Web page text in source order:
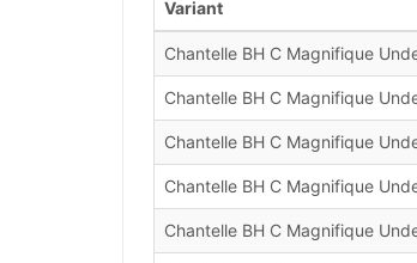
Variant
Chantelle BH C Magnifique
Chantelle BH C Magnifique
Chantelle BH C Magnifique
Chantelle BH C Magnifique
Chantelle BH C Magnifique